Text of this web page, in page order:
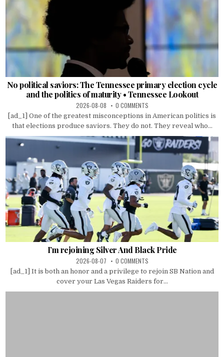
No political saviors: The Tennessee primary election cycle
and the politics of maturity • Tennessee Lookout
2026-08-08 0 COMMENTS
[ad_1] One of the greatest misconceptions in American politics is
that elections produce saviors. They do not. They reveal who...
I’m rejoining Silver And Black Pride
2026-08-07 0 COMMENTS
[ad_1] It is both an honor and a privilege to rejoin SB Nation and
cover your Las Vegas Raiders for...